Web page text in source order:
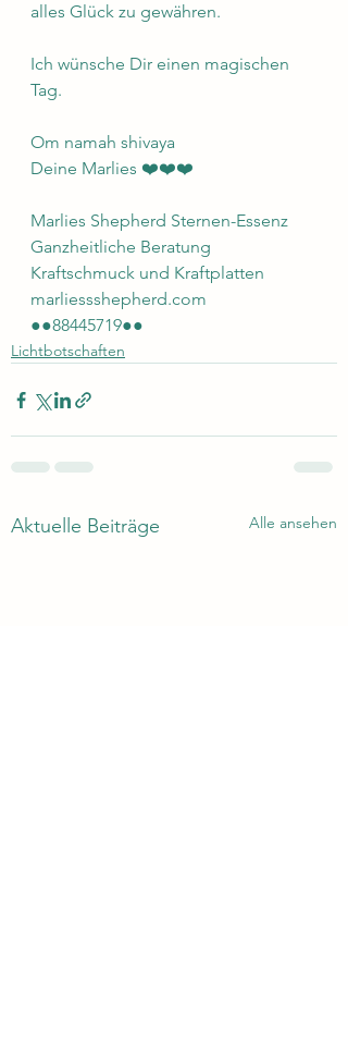
alles Glück zu gewähren.
Ich wünsche Dir einen magischen
Tag.
Om namah shivaya
Deine Marlies ❤️❤️❤️
Marlies Shepherd Sternen-Essenz
Ganzheitliche Beratung
Kraftschmuck und Kraftplatten
marliessshepherd.com
●●88445719●●
Lichtbotschaften
Aktuelle Beiträge Alle ansehen